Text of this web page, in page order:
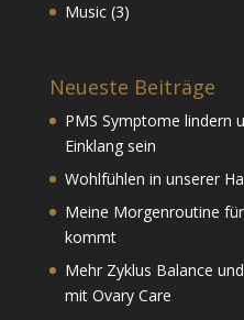
Music(3)
Neueste Beiträge
PMS Symptome lindern
Einklang sein
Wohlfühlen in unserer
Meine Morgenroutine
kommt
Mehr Zyklus Balance
mit Ovary Care